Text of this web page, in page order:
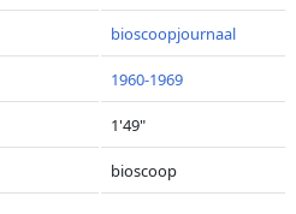
bioscoopjournaal
1960-1969
1'49"
bioscoop